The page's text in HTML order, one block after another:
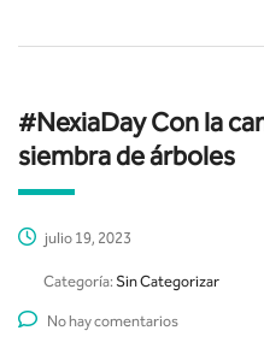
#NexiaDay Con la
siembra de árboles
julio 19, 2023
Categoría: Sin Categorizar
No hay comentarios